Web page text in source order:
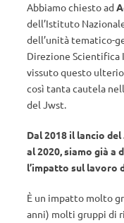
Abbiamo chiesto ad
dell’Istituto
dell’unità tematico-
Direzione Scientifica
vissuto questo
così tanta cautela
del Jwst.
Dal 2018 il lancio
al 2020, siamo già a
l’impatto sul lavoro
È un impatto molto
anni) molti gruppi di